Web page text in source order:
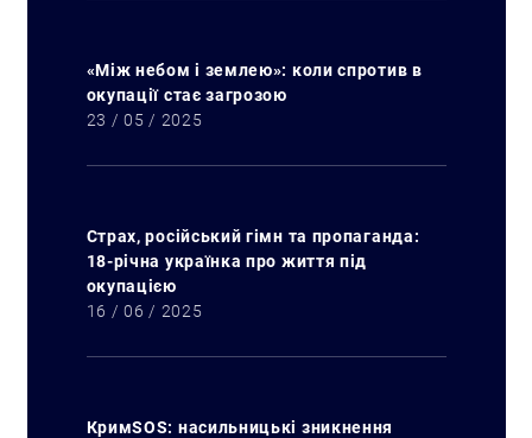
«Між небом і землею»: коли спротив в
окупації стає загрозою
23 / 05 / 2025
Страх, російський гімн та пропаганда:
18-річна українка про життя під
окупацією
16 / 06 / 2025
КримSOS: насильницькі зникнення